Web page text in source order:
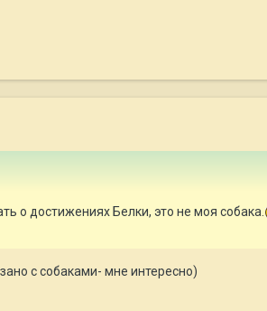
о достижениях Белки, это не моя собака.
с собаками- мне интересно)